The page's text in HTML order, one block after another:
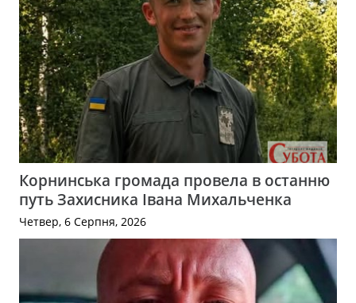
Корнинська громада провела в останню
путь Захисника Івана Михальченка
Четвер, 6 Серпня, 2026